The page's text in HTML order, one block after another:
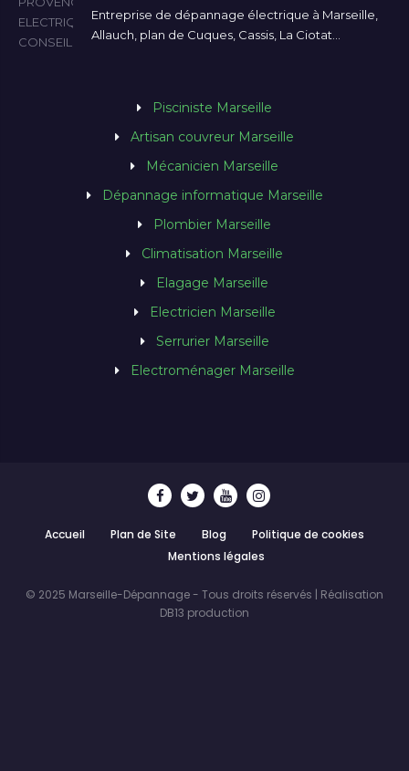
Entreprise de dépannage électrique à Marseille,
Allauch, plan de Cuques, Cassis, La Ciotat…
Pisciniste Marseille
Artisan couvreur Marseille
Mécanicien Marseille
Dépannage informatique Marseille
Plombier Marseille
Climatisation Marseille
Elagage Marseille
Electricien Marseille
Serrurier Marseille
Electroménager Marseille
Accueil Plan de Site Blog
Politique de cookies
Mentions légales
© 2025 Marseille-Dépannage - Tous droits réservés | Réalisation
DB13 production